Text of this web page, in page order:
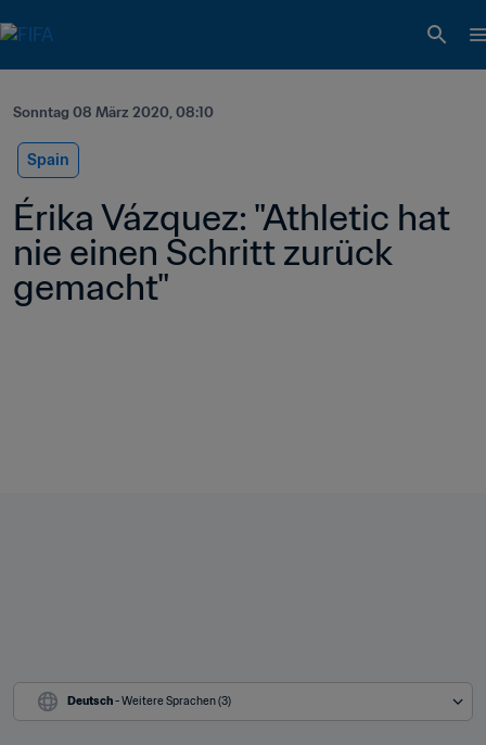
Sonntag 08 März 2020, 08:10
Spain
Érika Vázquez: "Athletic hat
nie einen Schritt zurück
gemacht"
Deutsch - Weitere Sprachen (3)